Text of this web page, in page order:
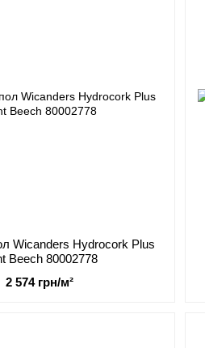
Wicanders Hydrocork Plus
Beech 80002778
2 574 грн/м²